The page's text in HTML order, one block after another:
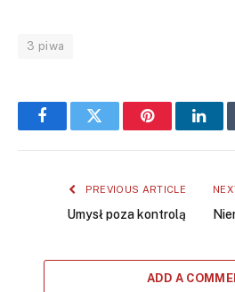
3 piwa
FacebookTwitter Pinterest
PREVIOUS ARTICLE
Umysł poza kontrolą
ADD A